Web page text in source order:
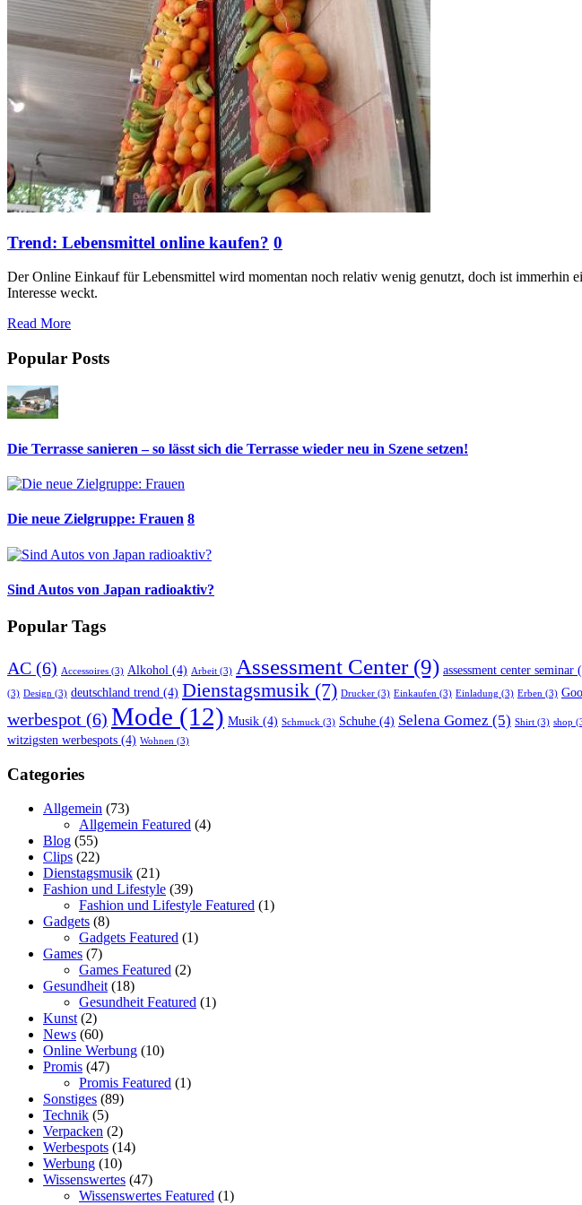
Trend: Lebensmittel online kaufen? 0
Der Online Einkauf für Lebensmittel wird momentan noch relativ wenig genutzt, doch ist immerhin
Interesse weckt.
Read More
Popular Posts
Die Terrasse sanieren – so lässt sich die Terrasse wieder neu in Szene setzen!
Die neue Zielgruppe: Frauen 8
Sind Autos von Japan radioaktiv?
Popular Tags
AC (6) Accessoires (3) Alkohol (4) Arbeit (3) Assessment Center(9) assessment center seminar
(3) Design (3) deutschland trend (4) Dienstagsmusik (7) Drucker (3) Einkaufen (3) Einladung (3) Erben (3)
werbespot (6) Mode (12) Musik (4) Schmuck (3) Schuhe (4) Selena Gomez (5) Shirt (3) shop
witzigsten werbespots (4) Wohnen (3)
Categories
Allgemein (73)
Allgemein Featured (4)
Blog (55)
Clips (22)
Dienstagsmusik (21)
Fashion und Lifestyle (39)
Fashion und Lifestyle Featured (1)
Gadgets (8)
Gadgets Featured (1)
Games (7)
Games Featured (2)
Gesundheit(18)
Gesundheit Featured (1)
Kunst(2)
News (60)
Online Werbung (10)
Promis (47)
Promis Featured (1)
Sonstiges (89)
Technik (5)
Verpacken (2)
Werbespots (14)
Werbung (10)
Wissenswertes (47)
Wissenswertes Featured (1)